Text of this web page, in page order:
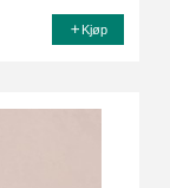
Kjøp